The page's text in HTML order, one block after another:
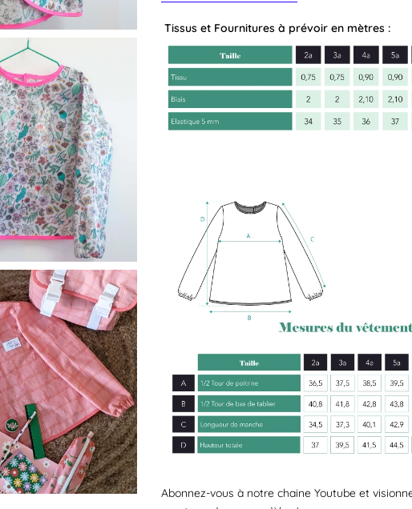
Tissus et Fournitures à prévoir en mètres :
Abonnez-vous à notre chaine Youtube et